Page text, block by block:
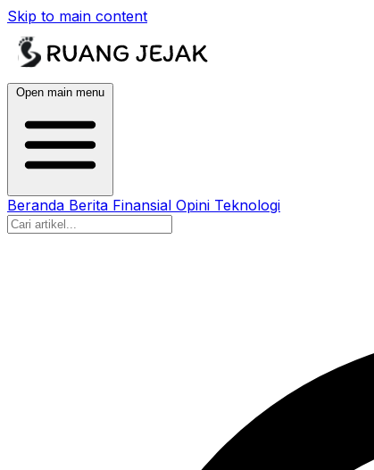
Skip to main content
Open main menu
Beranda Berita Finansial Opini Teknologi